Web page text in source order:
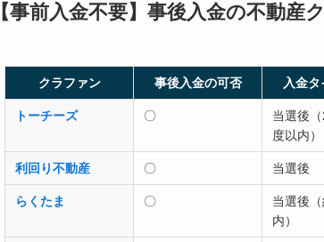
【事前入金不要】事後入金の不動
クラファン 事後入金の可否 入金
トーチーズ 〇
当選後
度以内）
利回り不動産 〇 当選後
らくたま 〇
当選後
内）